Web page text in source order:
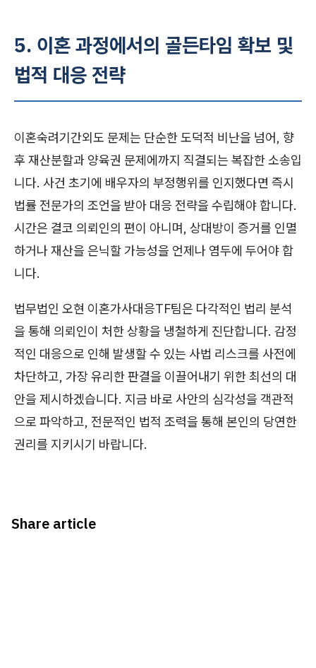
5. 이혼 과정에서의 골든타임 확보 및
법적 대응 전략
이혼숙려기간외도 문제는 단순한 도덕적 비난을 넘어, 향
후 재산분할과 양육권 문제에까지 직결되는 복잡한 소송입
니다. 사건 초기에 배우자의 부정행위를 인지했다면 즉시
법률 전문가의 조언을 받아 대응 전략을 수립해야 합니다.
시간은 결코 의뢰인의 편이 아니며, 상대방이 증거를 인멸
하거나 재산을 은닉할 가능성을 언제나 염두에 두어야 합
니다.
법무법인 오현 이혼가사대응TF팀은 다각적인 법리 분석
을 통해 의뢰인이 처한 상황을 냉철하게 진단합니다. 감정
적인 대응으로 인해 발생할 수 있는 사법 리스크를 사전에
차단하고, 가장 유리한 판결을 이끌어내기 위한 최선의 대
안을 제시하겠습니다. 지금 바로 사안의 심각성을 객관적
으로 파악하고, 전문적인 법적 조력을 통해 본인의 당연한
권리를 지키시기 바랍니다.
Share article